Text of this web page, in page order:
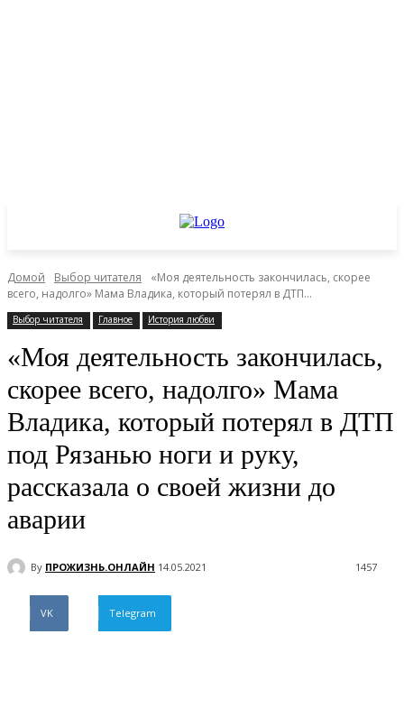
Домой Выбор читателя
«Моя деятельность закончилась, скорее
всего, надолго» Мама Владика, который потерял в ДТП...
Выбор читателя Главное История любви
«Моя деятельность закончилась,
скорее всего, надолго» Мама
Владика, который потерял в ДТП
под Рязанью ноги и руку,
рассказала о своей жизни до
аварии
By ПРОЖИЗНЬ.ОНЛАЙН 14.05.2021 1457
VK Telegram